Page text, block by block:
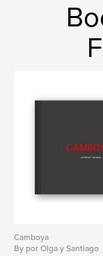
Camboya
By por Olga y Santiago